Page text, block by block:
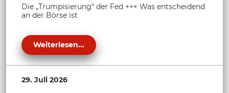
Die „Trumpisierung“ der Fed +++ Was entscheidend
an der Börse ist
Weiterlesen...
29. Juli 2026